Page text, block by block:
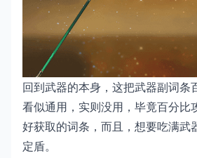
回到武器的本身，这把武器副词条
看似通用，实则没用，毕竟百分比
好获取的词条，而且，想要吃满武
定盾。